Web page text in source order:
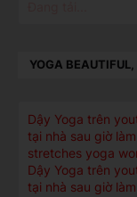
YOGA
Dậy Yoga trên
tại nhà sau giờ
stretches yoga
Dậy Yoga trên
tại nhà sau giờ